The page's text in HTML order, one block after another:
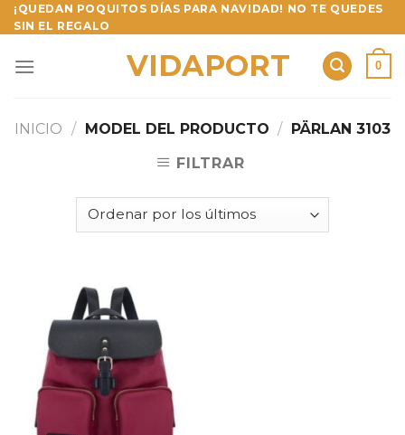
Skip
to
¡QUEDAN POQUITOS DÍAS PARA NAVIDAD! NO TE QUEDES
SIN EL REGALO
VIDAPORT 0
INICIO / MODEL DEL PRODUCTO / PÄRLAN 3103
FILTRAR